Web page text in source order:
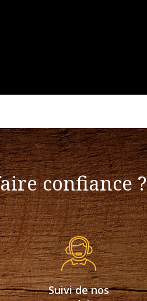
confiance ?
Suivi de nos